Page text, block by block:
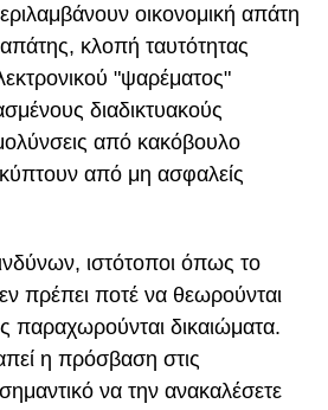
οικονομική απάτη
κλοπή ταυτότητας
"ψαρέματος"
διαδικτυακούς
από κακόβουλο
από μη ασφαλείς
ιστότοποι όπως το
πρέπει ποτέ να θεωρούνται
παραχωρούνται δικαιώματα.
η πρόσβαση στις
σημαντικό να την ανακαλέσετε